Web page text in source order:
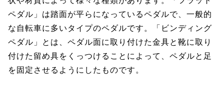
ペダル」は踏面が平らになっているペダルで、一般的
な自転車に多いタイプのペダルです。「ビンディング
ペダル」とは、ペダル面に取り付けた金具と靴に取り
付けた留め具をくっつけることによって、ペダルと足
を固定させるようにしたものです。